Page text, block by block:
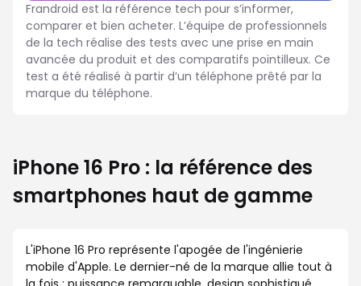
Frandroid est la référence tech pour s’informer,
comparer et bien acheter. L’équipe de professionnels
de la tech réalise des tests avec une prise en main
avancée du produit et des comparatifs pointilleux. Ce
test a été réalisé à partir d’un téléphone prêté par la
marque du téléphone.
iPhone 16 Pro : la référence des
smartphones haut de gamme
L'iPhone 16 Pro représente l'apogée de l'ingénierie
mobile d'Apple. Le dernier-né de la marque allie tout à